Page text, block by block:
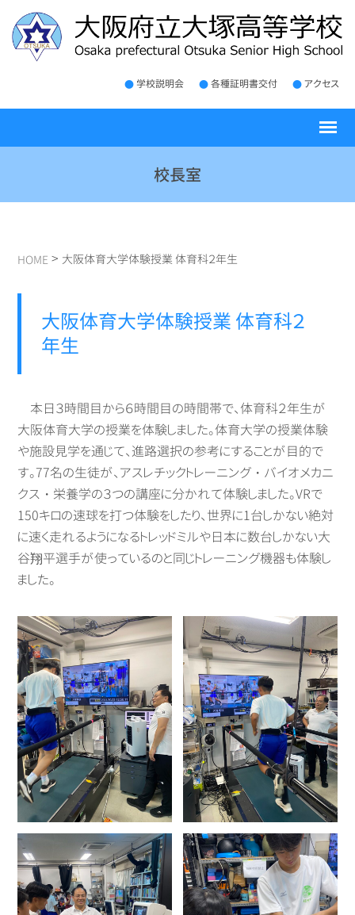
学校説明会 各種証明書交付 アクセス
校長室
HOME > 大阪体育大学体験授業 体育科２年生
大阪体育大学体験授業 体育科２
年生
本日３時間目から６時間目の時間帯で、体育科２年生が
大阪体育大学の授業を体験しました。体育大学の授業体験
や施設見学を通じて、進路選択の参考にすることが目的で
す。77名の生徒が、アスレチックトレーニング・バイオメカニ
クス・栄養学の３つの講座に分かれて体験しました。VRで
150キロの速球を打つ体験をしたり、世界に1台しかない絶対
に速く走れるようになるトレッドミルや日本に数台しかない大
谷翔平選手が使っているのと同じトレーニング機器も体験し
ました。